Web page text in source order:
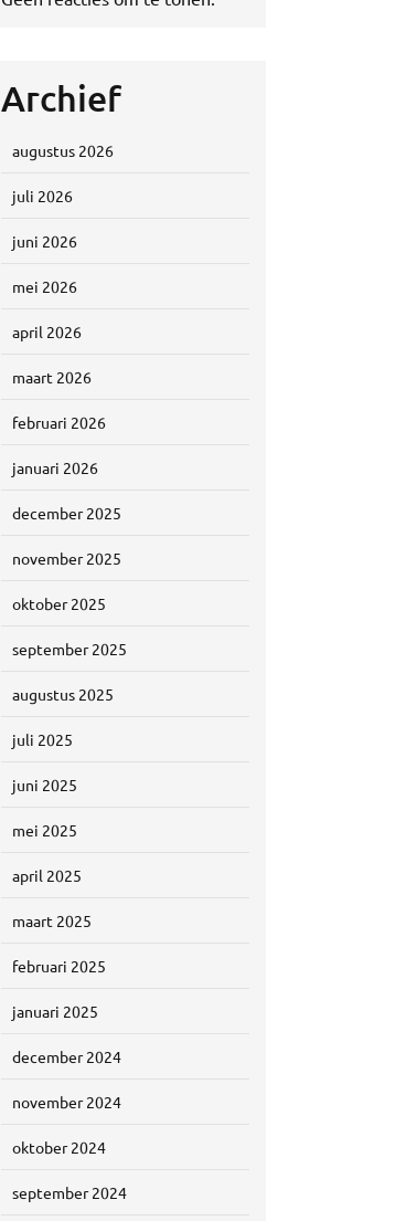
Archief
augustus 2026
juli 2026
juni 2026
mei 2026
april 2026
maart 2026
februari 2026
januari 2026
december 2025
november 2025
oktober 2025
september 2025
augustus 2025
juli 2025
juni 2025
mei 2025
april 2025
maart 2025
februari 2025
januari 2025
december 2024
november 2024
oktober 2024
september 2024